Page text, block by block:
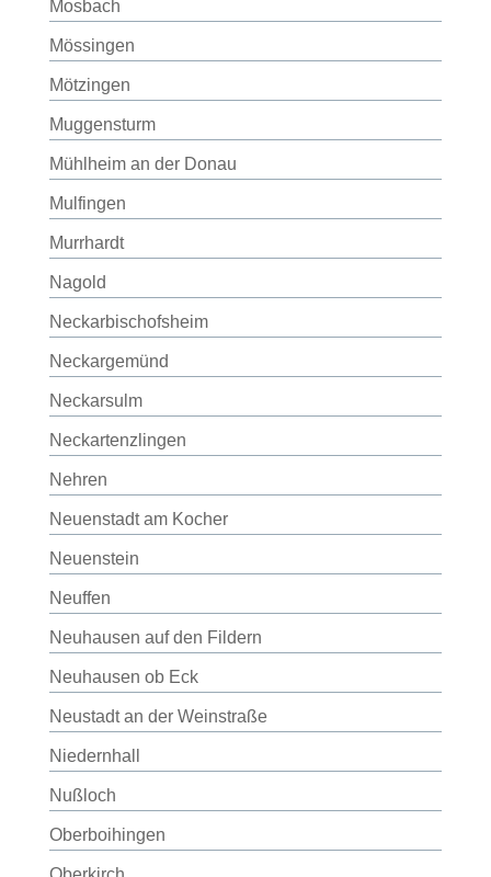
Mosbach
Mössingen
Mötzingen
Muggensturm
Mühlheim an der Donau
Mulfingen
Murrhardt
Nagold
Neckarbischofsheim
Neckargemünd
Neckarsulm
Neckartenzlingen
Nehren
Neuenstadt am Kocher
Neuenstein
Neuffen
Neuhausen auf den Fildern
Neuhausen ob Eck
Neustadt an der Weinstraße
Niedernhall
Nußloch
Oberboihingen